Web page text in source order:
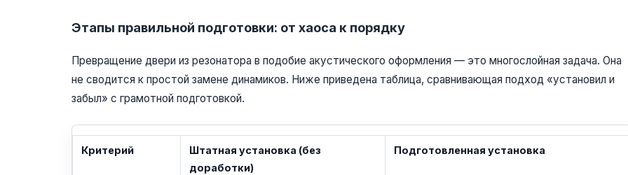
Этапы правильной подготовки: от хаоса к порядку
Превращение двери из резонатора в подобие акустического оформления — это многослойная задача. Она
не сводится к простой замене динамиков. Ниже приведена таблица, сравнивающая подход «установил и
забыл» с грамотной подготовкой.
Критерий
Штатная установка (без
доработки)
Подготовленная установка